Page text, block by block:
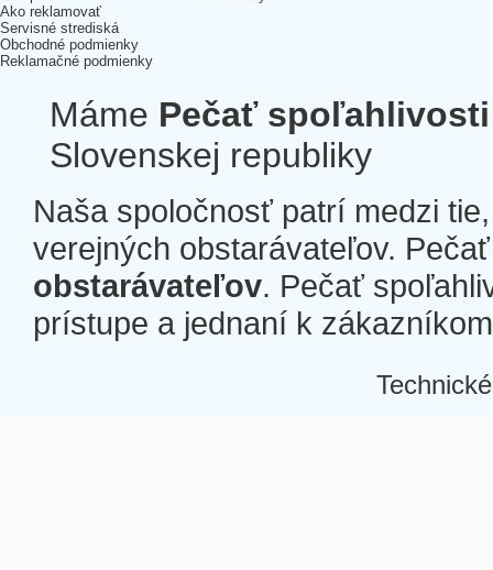
Ako reklamovať
Servisné strediská
Obchodné podmienky
Reklamačné podmienky
Máme Pečať spoľahlivosti
Slovenskej republiky
Naša spoločnosť patrí medzi
verejných obstarávateľov.
obstarávateľov. Pečať
prístupe a jednaní k